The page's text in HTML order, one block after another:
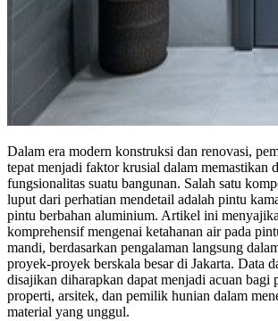
Dalam era modern konstruksi dan renovasi,
tepat menjadi faktor krusial dalam memastikan
fungsionalitas suatu bangunan. Salah satu
luput dari perhatian mendetail adalah pintu
pintu berbahan aluminium. Artikel ini
komprehensif mengenai ketahanan air pada
mandi, berdasarkan pengalaman langsung
proyek-proyek berskala besar di Jakarta. Data
disajikan diharapkan dapat menjadi acuan bagi
properti, arsitek, dan pemilik hunian dalam
material yang unggul.